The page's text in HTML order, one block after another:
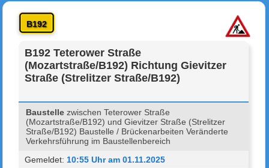
B192
B192 Teterower Straße
(Mozartstraße/B192) Richtung Gievitzer
Straße (Strelitzer Straße/B192)
Baustelle zwischen Teterower Straße
(Mozartstraße/B192) und Gievitzer Straße (Strelitzer
Straße/B192) Baustelle / Brückenarbeiten Veränderte
Verkehrsführung im Baustellenbereich
Gemeldet: 10:55 Uhr am 01.11.2025